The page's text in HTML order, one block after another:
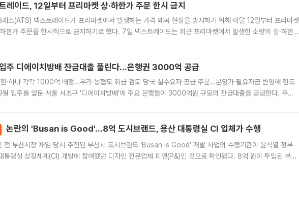
레이드, 12일부터 프리마켓 상·하한가 주문 한시 금지
래소(ATS) 넥스트레이드가 프리마켓에서 발생하는 가격 왜곡 현상을 방지하기 위해 이달 12일부터 프리마켓
하한가 주문을 한시적으로 금지하기로 했다. 7일 넥스트레이드는 최근 프리마켓에서 발생한 소량의 상·하한
주 디에이치방배 잔금대출 풀린다…은행권 3000억 공급
한·하나 각각 1000억 배정…우리·농협도 취급 검토 당국 실수요자 공급 주문…분양가·필요자금 반영해 한도
월 입주를 앞둔 서울 서초구 ‘디에이치방배’에 주요 은행들이 3000억원 규모의 잔금대출을 공급한다. 우리
논란의 'Busan is Good'…8억 도시브랜드, 용산 대통령실 CI 업체가 수행
전 부산시장 재임 당시 추진된 부산시 도시브랜드 ‘Busan is Good’ 개발 사업의 수행기관이 윤석열 정부
통령실 상징체계(CI) 개발에 참여했던 디자인 전문업체 피앤(P&)인 것으로 확인됐다. 8억 원이 투입된 부산